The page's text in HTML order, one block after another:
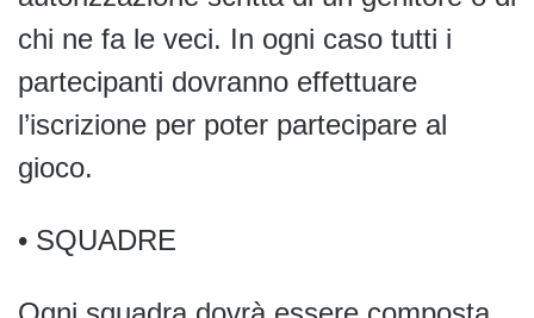
chi ne fa le veci. In ogni caso tutti i
partecipanti dovranno effettuare
l’iscrizione per poter partecipare al
gioco.
• SQUADRE